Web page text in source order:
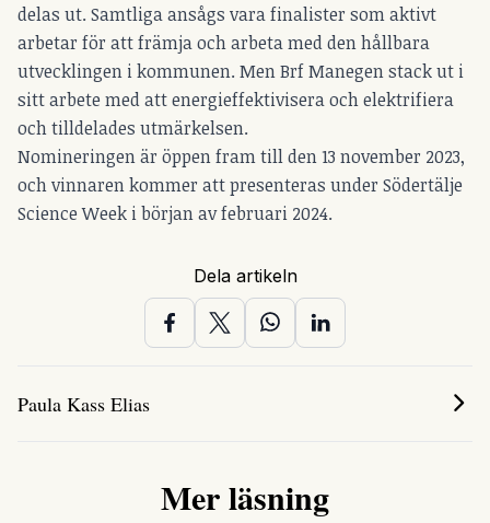
delas ut. Samtliga ansågs vara finalister som aktivt
arbetar för att främja och arbeta med den hållbara
utvecklingen i kommunen. Men Brf Manegen stack ut i
sitt arbete med att energieffektivisera och elektrifiera
och tilldelades utmärkelsen.
Nomineringen är öppen fram till den 13 november 2023,
och vinnaren kommer att presenteras under Södertälje
Science Week i början av februari 2024.
Dela artikeln
Paula Kass Elias
Mer läsning